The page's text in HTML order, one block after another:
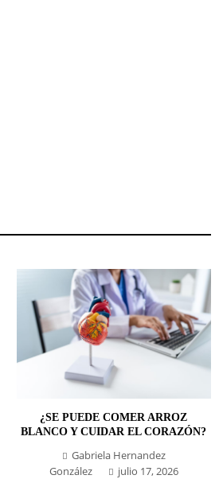
¿SE PUEDE COMER ARROZ
BLANCO Y CUIDAR EL CORAZÓN?
Gabriela Hernandez
González
julio 17, 2026